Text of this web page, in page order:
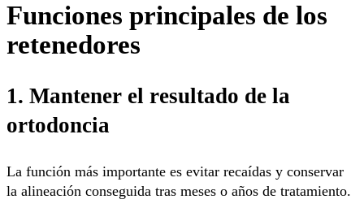
Funciones principales de los
retenedores
1. Mantener el resultado de la
ortodoncia
La función más importante es evitar recaídas y conservar
la alineación conseguida tras meses o años de tratamiento.